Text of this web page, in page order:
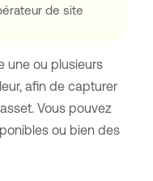
de site
une ou plusieurs
afin de capturer
Vous pouvez
ou bien des